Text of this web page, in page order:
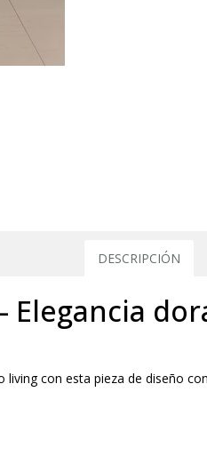
DESCRIPCIÓN
Elegancia
con esta pieza de diseño